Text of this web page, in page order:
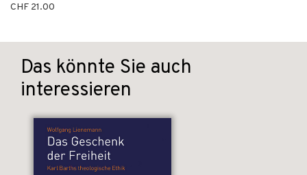
CHF 21.00
Das könnte Sie auch
interessieren